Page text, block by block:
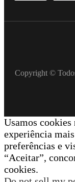
Copyright ©
Usamos cookies
experiência
preferências e
“Aceitar”,
cookies.